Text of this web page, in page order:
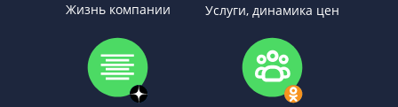
Жизнь компании Услуги, динамика цен